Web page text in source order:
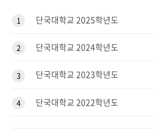
1 단국대학교 2025학년도
2 단국대학교 2024학년도
3 단국대학교 2023학년도
4 단국대학교 2022학년도